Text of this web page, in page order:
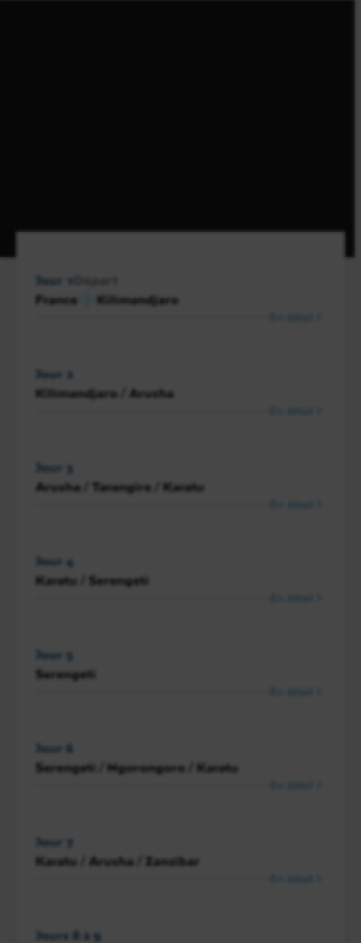
Jour 1
France
Kilimandjaro
Jour 2
Kilimandjaro / Arusha
Jour 3
Arusha / Tarangire / Karatu
Jour 4
Karatu / Serengeti
Jour 5
Serengeti
Jour 6
Serengeti / Ngorongoro / Karatu
Jour 7
Karatu / Arusha / Zanzibar
Jours 8 à 9